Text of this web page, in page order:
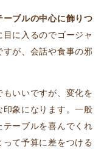
ーブルの中心に飾りつ
に入るのでゴージャ
が、会話や食事の邪
いいですが、変化を
象になります。一般
ーブルを喜んでくれ
て予算に差をつける